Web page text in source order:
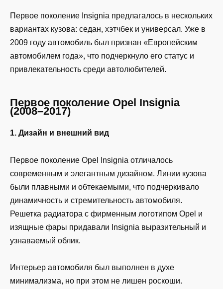
Первое поколение Insignia предлагалось в нескольких
вариантах кузова: седан, хэтчбек и универсал. Уже в
2009 году автомобиль был признан «Европейским
автомобилем года», что подчеркнуло его статус и
привлекательность среди автолюбителей.
Первое поколение Opel Insignia
(2008–2017)
1. Дизайн и внешний вид
Первое поколение Opel Insignia отличалось
современным и элегантным дизайном. Линии кузова
были плавными и обтекаемыми, что подчеркивало
динамичность и стремительность автомобиля.
Решетка радиатора с фирменным логотипом Opel и
изящные фары придавали Insignia выразительный и
узнаваемый облик.
Интерьер автомобиля был выполнен в духе
минимализма, но при этом не лишен роскоши.